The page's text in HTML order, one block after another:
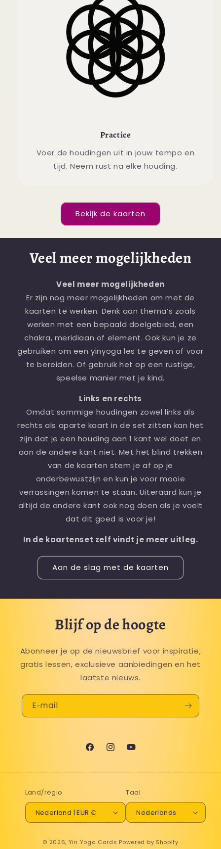
Practice
Voer de houdingen uit in jouw tempo en
tijd. Neem rust na elke houding.
Bekijk de kaarten
Veel meer mogelijkheden
Veel meer mogelijkheden
Er zijn nog meer mogelijkheden om met de
kaarten te werken. Denk aan thema’s zoals
werken met een bepaald doelgebied, een
chakra, meridiaan of element. Ook kun je ze
gebruiken om een yinyoga les te geven of voor
te bereiden. Of gebruik het op een rustige,
speelse manier met je kind.
Links en rechts
Omdat sommige houdingen zowel links als
rechts als aparte kaart in de set zitten kan het
zijn dat je een houding aan 1 kant wel doet en
aan de andere kant niet. Met het blind trekken
van de kaarten stem je af op je
onderbewustzijn en kun je voor mooie
verrassingen komen te staan. Uiteraard kun je
altijd de andere kant ook nog doen als je voelt
dat dit goed is voor je!
In de kaartenset zelf vindt je meer uitleg.
Aan de slag met de kaarten
Blijf op de hoogte
Abonneer je op de nieuwsbrief voor inspiratie,
gratis lessen, exclusieve aanbiedingen en het
laatste nieuws.
E‑mail
FacebookInstagramYouTube
Land/regio
Nederland | EUR €
Taal
Nederlands
© 2026, Yin Yoga Cards Powered by Shopify